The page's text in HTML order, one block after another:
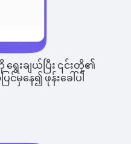
းချယ်ပြီး ၎င်းတို့၏
မှနေ၍ ဖုန်းခေါ်ပါ